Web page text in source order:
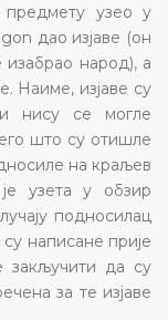
узео у
дао изјаве (он
изабрао народ), а
Наиме, изјаве су
нису се могле
што су отишле
на краљев
узета у обзир
подносилац
написане прије
закључити да су
за те изјаве